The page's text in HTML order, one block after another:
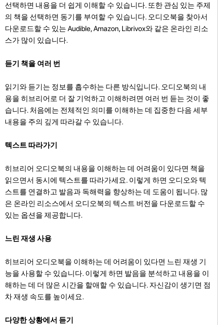
선택하면 내용을 더 쉽게 이해할 수 있습니다. 또한 관심 있는 주제
의 책을 선택하면 동기를 부여할 수 있습니다. 오디오북을 찾아서
다운로드할 수 있는 Audible, Amazon, Librivox와 같은 온라인 리소
스가 많이 있습니다.
듣기 책을 여러 번
읽기와 듣기는 정보를 흡수하는 다른 방식입니다. 오디오북의 내
용을 히브리어로 더 잘 기억하고 이해하려면 여러 번 듣는 것이 좋
습니다. 처음에는 전체적인 의미를 이해하는 데 집중한 다음 세부
내용을 주의 깊게 따라갈 수 있습니다.
텍스트 따라가기
히브리어 오디오북의 내용을 이해하는 데 어려움이 있다면 책을
읽으면서 동시에 텍스트를 따라가세요. 이렇게 하면 오디오와 텍
스트를 연결하고 발음과 독해력을 향상하는 데 도움이 됩니다. 많
은 온라인 리소스에서 오디오북의 텍스트 버전을 다운로드할 수
있는 옵션을 제공합니다.
느린 재생 사용
히브리어 오디오북을 이해하는 데 어려움이 있다면 느린 재생 기
능을 사용할 수 있습니다. 이렇게 하면 발음을 분석하고 내용을 이
해하는 데 더 많은 시간을 할애할 수 있습니다. 자신감이 생기면 점
차 재생 속도를 높이세요.
다양한 상황에서 듣기